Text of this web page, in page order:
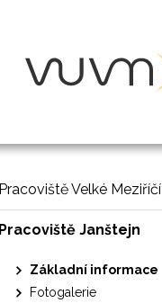
Pracoviště Velké Meziříčí
Pracoviště Janštejn
Základní informace
Fotogalerie